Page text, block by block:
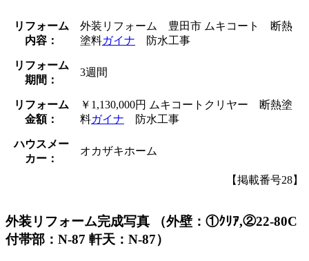
リフォーム
内容：
外装リフォーム 豊田市 ムキコート 断熱
塗料ガイナ 防水工事
リフォーム
期間：
3週間
リフォーム
金額：
￥1,130,000円 ムキコートクリヤー 断熱塗
料ガイナ 防水工事
ハウスメー
カー：
オカザキホーム
【掲載番号28】
外装リフォーム完成写真 （外壁：①ｸﾘｱ,②22-80C
付帯部：N-87 軒天：N-87）